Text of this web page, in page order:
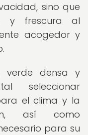
sino que
y frescura al
acogedor y
verde densa y
seleccionar
el clima y la
así como
para su